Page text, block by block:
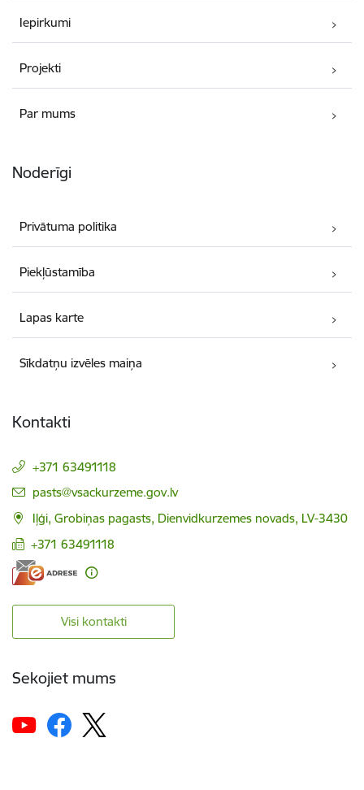
Iepirkumi
Projekti
Par mums
Noderīgi
Privātuma politika
Piekļūstamība
Lapas karte
Sīkdatņu izvēles maiņa
Kontakti
+371 63491118
E-pasts:
pasts@vsackurzeme.gov.lv
Iļģi, Grobiņas pagasts, Dienvidkurzemes novads, LV-3430
+371 63491118
Visi kontakti
Sekojiet mums